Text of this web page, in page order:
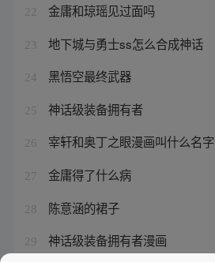
22 金庸和琼瑶见过面吗
23 地下城与勇士ss怎么合成神话
24 黑悟空最终武器
25 神话级装备拥有者
26 宰轩和奥丁之眼漫画叫什么名字
27 金庸得了什么病
28 陈意涵的裙子
29 神话级装备拥有者漫画